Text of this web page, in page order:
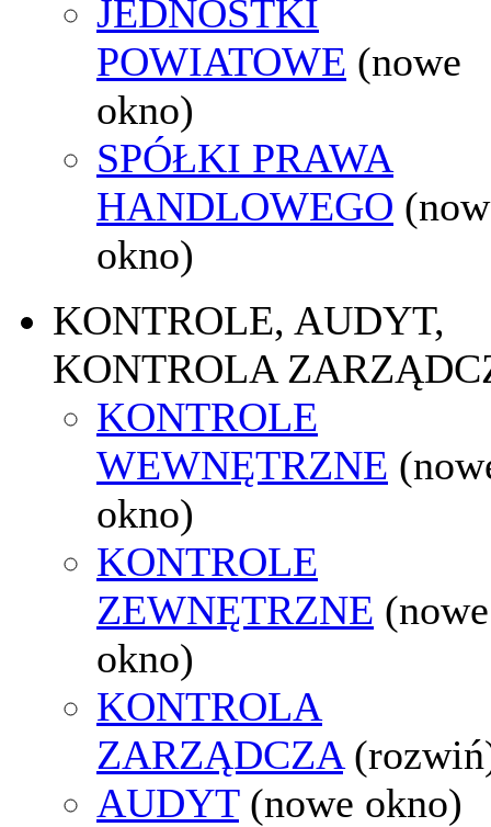
JEDNOSTKI
POWIATOWE (nowe
okno)
SPÓŁKI PRAWA
HANDLOWEGO
okno)
KONTROLE, AUDYT,
KONTROLA
KONTROLE
WEWNĘTRZNE
okno)
KONTROLE
ZEWNĘTRZNE (nowe
okno)
KONTROLA
ZARZĄDCZA
AUDYT (nowe okno)